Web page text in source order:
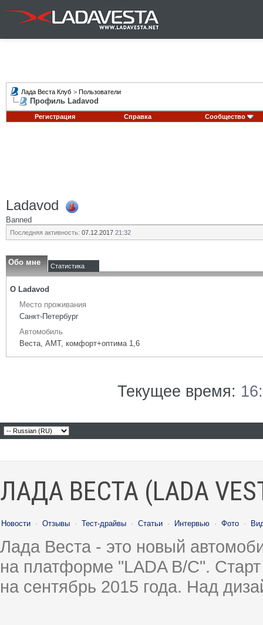
Лада Веста Клуб > Пользователи
Профиль Ladavod
Регистрация Справка Сообщество
Ladavod
Banned
Последняя активность: 07.12.2017 21:32
Обо мне Статистика
О Ladavod
Место проживания
Санкт-Петербург
Автомобиль
Веста, АМТ, комфорт+оптима 1,6
Текущее время:
ЛАДА ВЕСТА (LADA
Новости · Отзывы · Тест-драйвы · Статьи · Интервью · Фото ·
Лада Веста - это новый
на платформе "LADA B/C".
на сентябрь 2015 года. Над